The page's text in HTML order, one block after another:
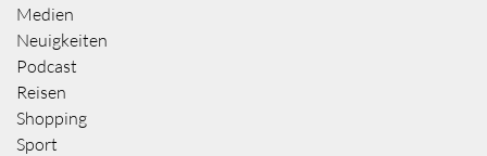
Medien
Neuigkeiten
Podcast
Reisen
Shopping
Sport